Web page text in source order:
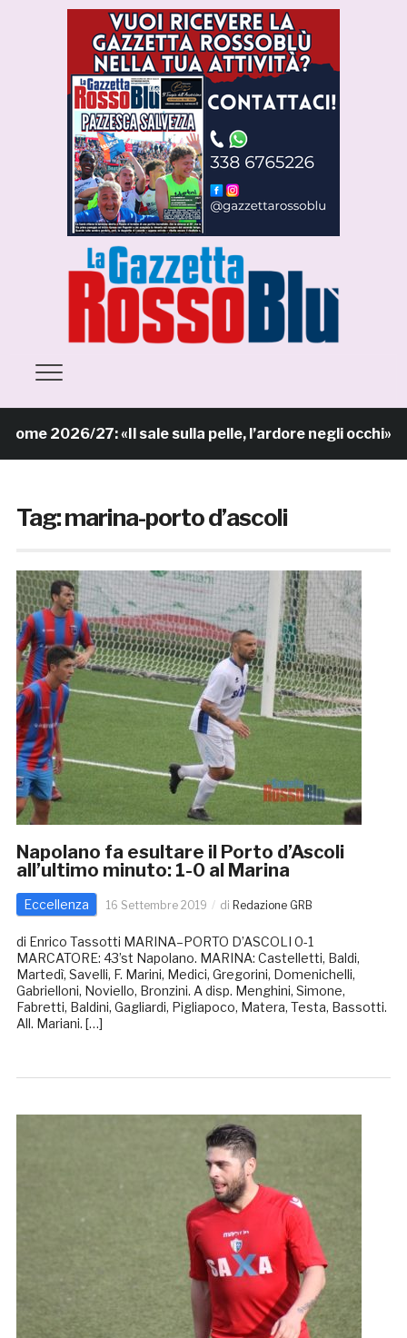
2026/27: «Il sale sulla pelle, l’ardore negli occhi»
Tag:marina-porto d’ascoli
Napolano fa esultare il Porto d’Ascoli
all’ultimo minuto: 1-0 al Marina
Eccellenza 16 Settembre 2019 di Redazione GRB
di Enrico Tassotti MARINA–PORTO D’ASCOLI 0-1
MARCATORE: 43’st Napolano. MARINA: Castelletti, Baldi,
Martedì, Savelli, F. Marini, Medici, Gregorini, Domenichelli,
Gabrielloni, Noviello, Bronzini. A disp. Menghini, Simone,
Fabretti, Baldini, Gagliardi, Pigliapoco, Matera, Testa, Bassotti.
All. Mariani. […]